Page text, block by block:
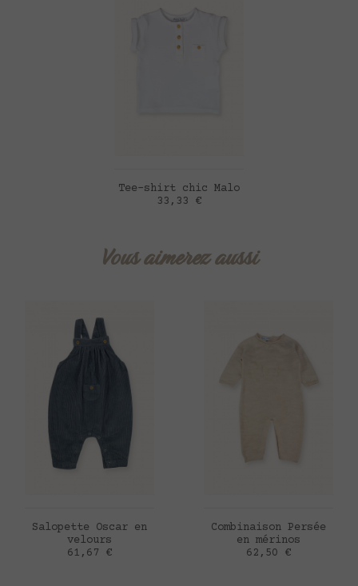
AJOUTER AU PANIER
Tee-shirt chic Malo
Prix
33,33 €
Vous aimerez aussi
AJOUTER AU PANIER
Salopette Oscar en
velours
Prix
61,67 €
AJOUTER AU PANIER
Combinaison Persée
en mérinos
Prix
62,50 €